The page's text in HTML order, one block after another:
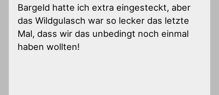
Bargeld hatte ich extra eingesteckt, aber
das Wildgulasch war so lecker das letzte
Mal, dass wir das unbedingt noch einmal
haben wollten!